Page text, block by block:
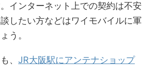
インターネット上での契約は不安
したい方などはワイモバイルに軍
う。
、 JR大阪駅にアンテナショップ